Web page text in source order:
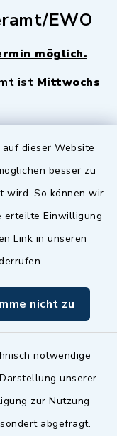
dieser Website
besser zu
wird. So können wir
erteilte Einwilligung
Link in unseren
nicht zu
notwendige
unserer
zur Nutzung
abgefragt.
EWO
möglich.
ist Mittwochs